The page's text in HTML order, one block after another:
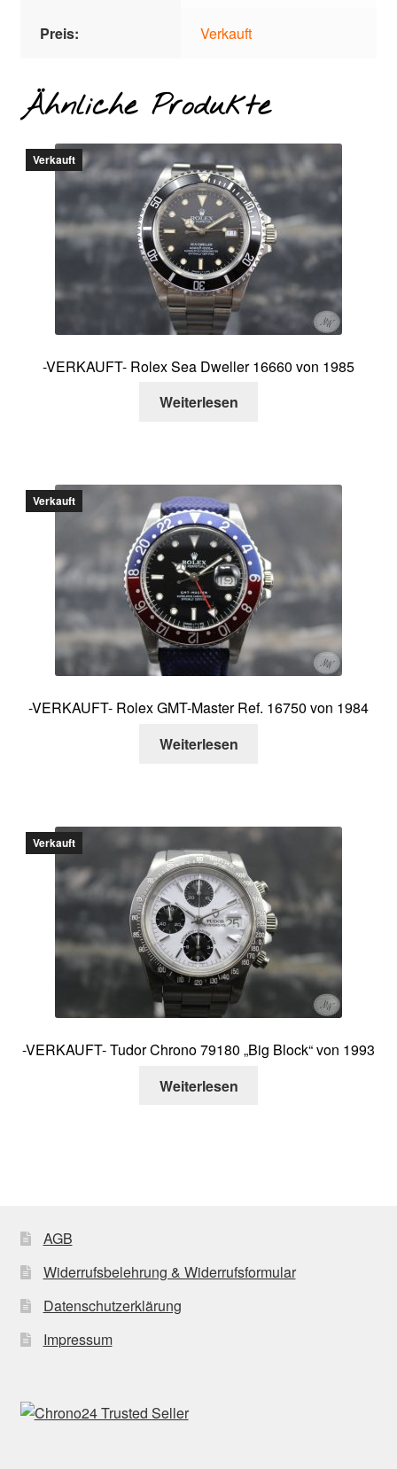
Preis: Verkauft
Ähnliche Produkte
Verkauft
-VERKAUFT- Rolex Sea Dweller 16660 von 1985
Weiterlesen
Verkauft
-VERKAUFT- Rolex GMT-Master Ref. 16750 von 1984
Weiterlesen
Verkauft
-VERKAUFT- Tudor Chrono 79180 „Big Block“ von 1993
Weiterlesen
AGB
Widerrufsbelehrung & Widerrufsformular
Datenschutzerklärung
Impressum